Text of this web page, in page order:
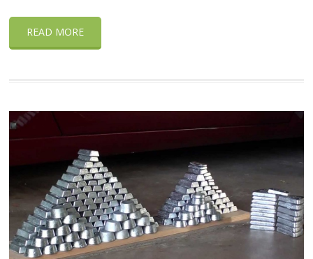
READ MORE